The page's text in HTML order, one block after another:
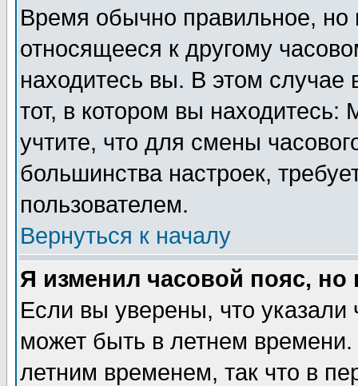
Время обычно правильное,
относящееся к другому
находитесь вы. В этом
тот, в котором вы
учтите, что для смены
большинства настроек,
пользователем.
Вернуться к началу
Я изменил часовой пояс,
Если вы уверены, что указали
может быть в летнем
летним временем, так что в